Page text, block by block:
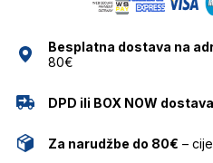
Besplatna dostava na
80€
DPD ili BOX NOW dostava
Za narudžbe do 80€ –